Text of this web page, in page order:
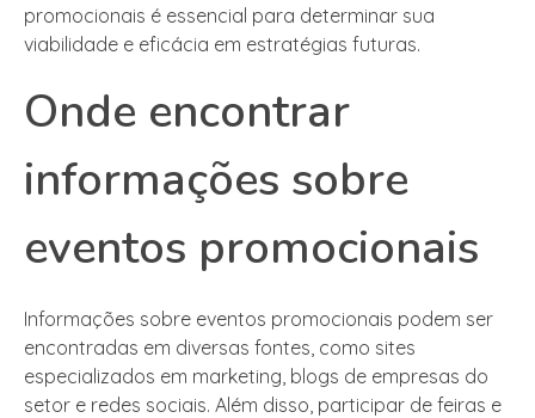
promocionais é essencial para determinar sua
viabilidade e eficácia em estratégias futuras.
Onde encontrar
informações sobre
eventos promocionais
Informações sobre eventos promocionais podem ser
encontradas em diversas fontes, como sites
especializados em marketing, blogs de empresas do
setor e redes sociais. Além disso, participar de feiras e